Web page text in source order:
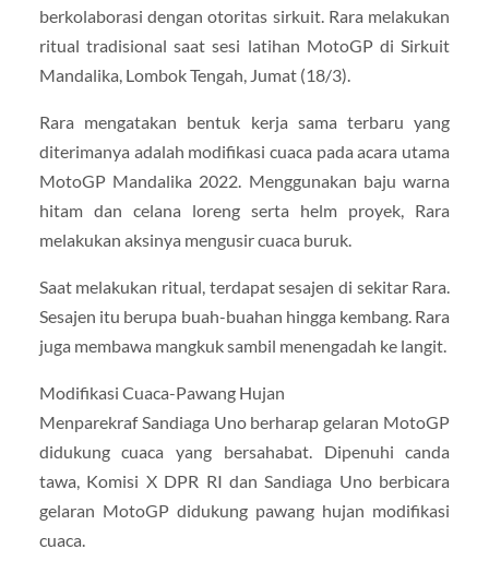
berkolaborasi dengan otoritas sirkuit. Rara melakukan
ritual tradisional saat sesi latihan MotoGP di Sirkuit
Mandalika, Lombok Tengah, Jumat (18/3).
Rara mengatakan bentuk kerja sama terbaru yang
diterimanya adalah modifikasi cuaca pada acara utama
MotoGP Mandalika 2022. Menggunakan baju warna
hitam dan celana loreng serta helm proyek, Rara
melakukan aksinya mengusir cuaca buruk.
Saat melakukan ritual, terdapat sesajen di sekitar Rara.
Sesajen itu berupa buah-buahan hingga kembang. Rara
juga membawa mangkuk sambil menengadah ke langit.
Modifikasi Cuaca-Pawang Hujan
Menparekraf Sandiaga Uno berharap gelaran MotoGP
didukung cuaca yang bersahabat. Dipenuhi canda
tawa, Komisi X DPR RI dan Sandiaga Uno berbicara
gelaran MotoGP didukung pawang hujan modifikasi
cuaca.